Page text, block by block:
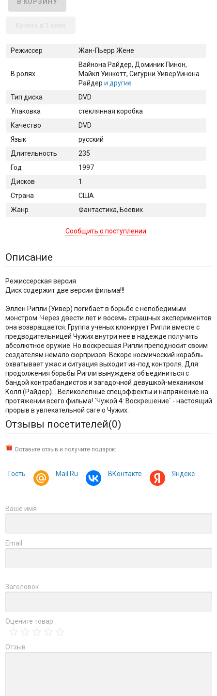
Режиссер Жан-Пьерр Жене
В ролях
Вайнона Райдер, Доминик Пинон,
Майкл Уинкотт, Сигурни УиверУинона
Райдер и другие
Тип диска
DVD
Упаковка
стеклянная коробка
Качество
DVD
Язык
русский
Длительность
235
Год
1997
Дисков
1
Страна
США
Жанр
Фантастика, Боевик
Сообщить о поступлении
Описание
Режиссерская версия
Диск содержит две версии фильма!!!
Эллен Рипли (Уивер) погибает в борьбе с непобедимым
монстром. Через двести лет и восемь страшных экспериментов
она возвращается. Группа ученых клонирует Рипли вместе с
предводительницей Чужих внутри нее в надежде получить
абсолютное оружие. Но воскресшая Рипли преподносит своим
создателям немало сюрпризов. Вскоре космический корабль
охватывает ужас и ситуация выходит из-под контроля. Для
продолжения борьбы Рипли вынуждена объединиться с
бандой контрабандистов и загадочной девушкой-механиком
Колл (Райдер)... Великолепные спецэффекты и напряжение на
протяжении всего фильма! `Чужой 4: Воскрешение` - настоящий
прорыв в увлекательной саге о Чужих.
Отзывы посетителей(0)
Оставьте отзыв и получите подарок:
Гость Mail.Ru ВКонтакте Яндекс
Ваше имя
Email
Заголовок
Оцените товар
Отзыв